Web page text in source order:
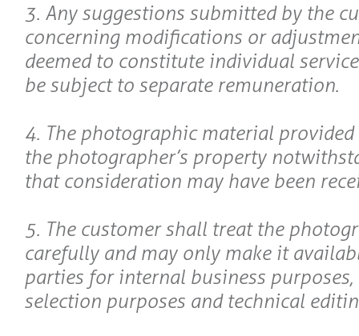
3. Any suggestions submitted by the
concerning modifications or
deemed to constitute individual
be subject to separate remuneration.
4. The photographic material
the photographer’s property
that consideration may have been
5. The customer shall treat the
carefully and may only make it
parties for internal business
selection purposes and technical